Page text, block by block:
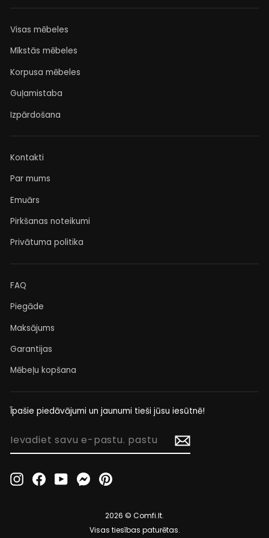
Visas mēbeles
Mīkstās mēbeles
Korpusa mēbeles
Guļamistaba
Izpārdošana
Kontakti
Par mums
Emuārs
Pirkšanas noteikumi
Privātuma politika
FAQ
Piegāde
Maksājums
Garantijas
Mēbeļu kopšana
Īpašie piedāvājumi un jaunumi tieši jūsu iesūtnē!
IEVADIET
PASTU.InstagramFacebookYouTubeMessenger
2026 © Comfi.lt.
Visas tiesības paturētas.